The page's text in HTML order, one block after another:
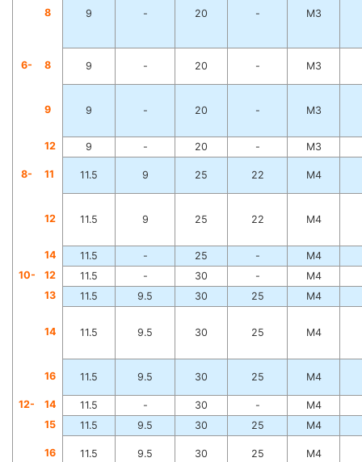
8 9 - 20 - M3
6- 8 9 - 20 - M3
9 9 - 20 - M3
12 9 - 20 - M3
8- 11 11.5 9 25 22 M4
12 11.5 9 25 22 M4
14 11.5 - 25 -
M4
10-
12 11.5 - 30 -
M4
13 11.5 9.5 30 25 M4
14 11.5 9.5 30 25 M4
16 11.5 9.5 30 25 M4
12- 14 11.5 - 30 -
M4
15 11.5 9.5 30 25 M4
16 11.5 9.5 30 25 M4